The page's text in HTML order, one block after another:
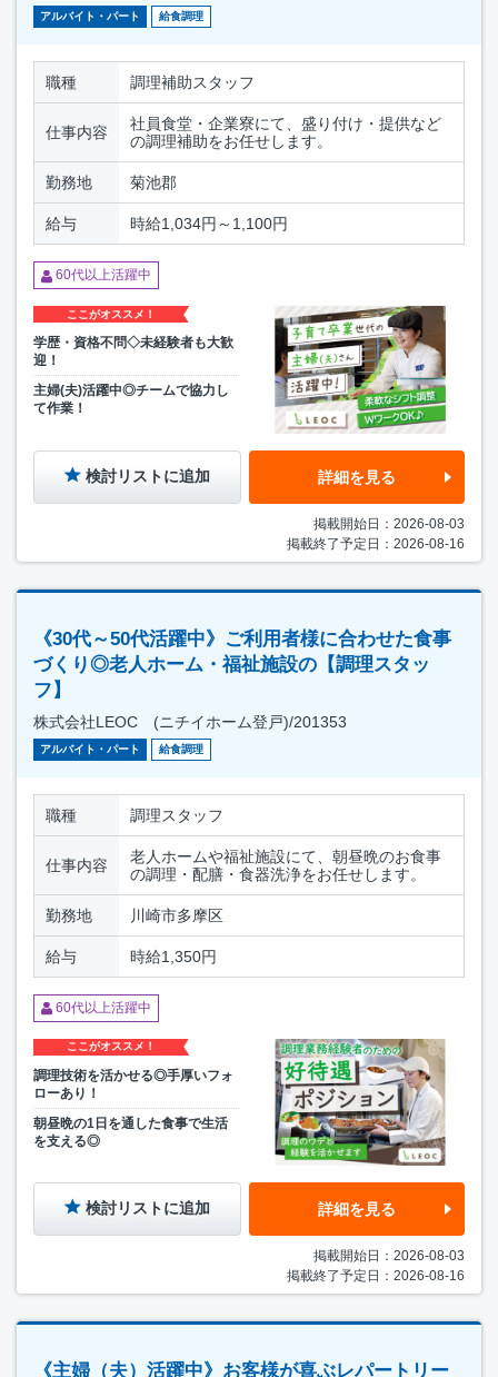
アルバイト・パート 給食調理
職種 調理補助スタッフ
仕事内容
社員食堂・企業寮にて、盛り付け・提供など
の調理補助をお任せします。
勤務地 菊池郡
給与 時給1,034円～1,100円
60代以上活躍中
ここがオススメ！
学歴・資格不問◇未経験者も大歓
迎！
主婦(夫)活躍中◎チームで協力し
て作業！
検討リストに追加 詳細を見る
掲載開始日：2026-08-03
掲載終了予定日：2026-08-16
《30代～50代活躍中》ご利用者様に合わせた食事
づくり◎老人ホーム・福祉施設の【調理スタッ
フ】
株式会社LEOC (ニチイホーム登戸)/201353
アルバイト・パート 給食調理
職種 調理スタッフ
仕事内容
老人ホームや福祉施設にて、朝昼晩のお食事
の調理・配膳・食器洗浄をお任せします。
勤務地 川崎市多摩区
給与 時給1,350円
60代以上活躍中
ここがオススメ！
調理技術を活かせる◎手厚いフォ
ローあり！
朝昼晩の1日を通した食事で生活
を支える◎
検討リストに追加 詳細を見る
掲載開始日：2026-08-03
掲載終了予定日：2026-08-16
《主婦（夫）活躍中》お客様が喜ぶレパートリー